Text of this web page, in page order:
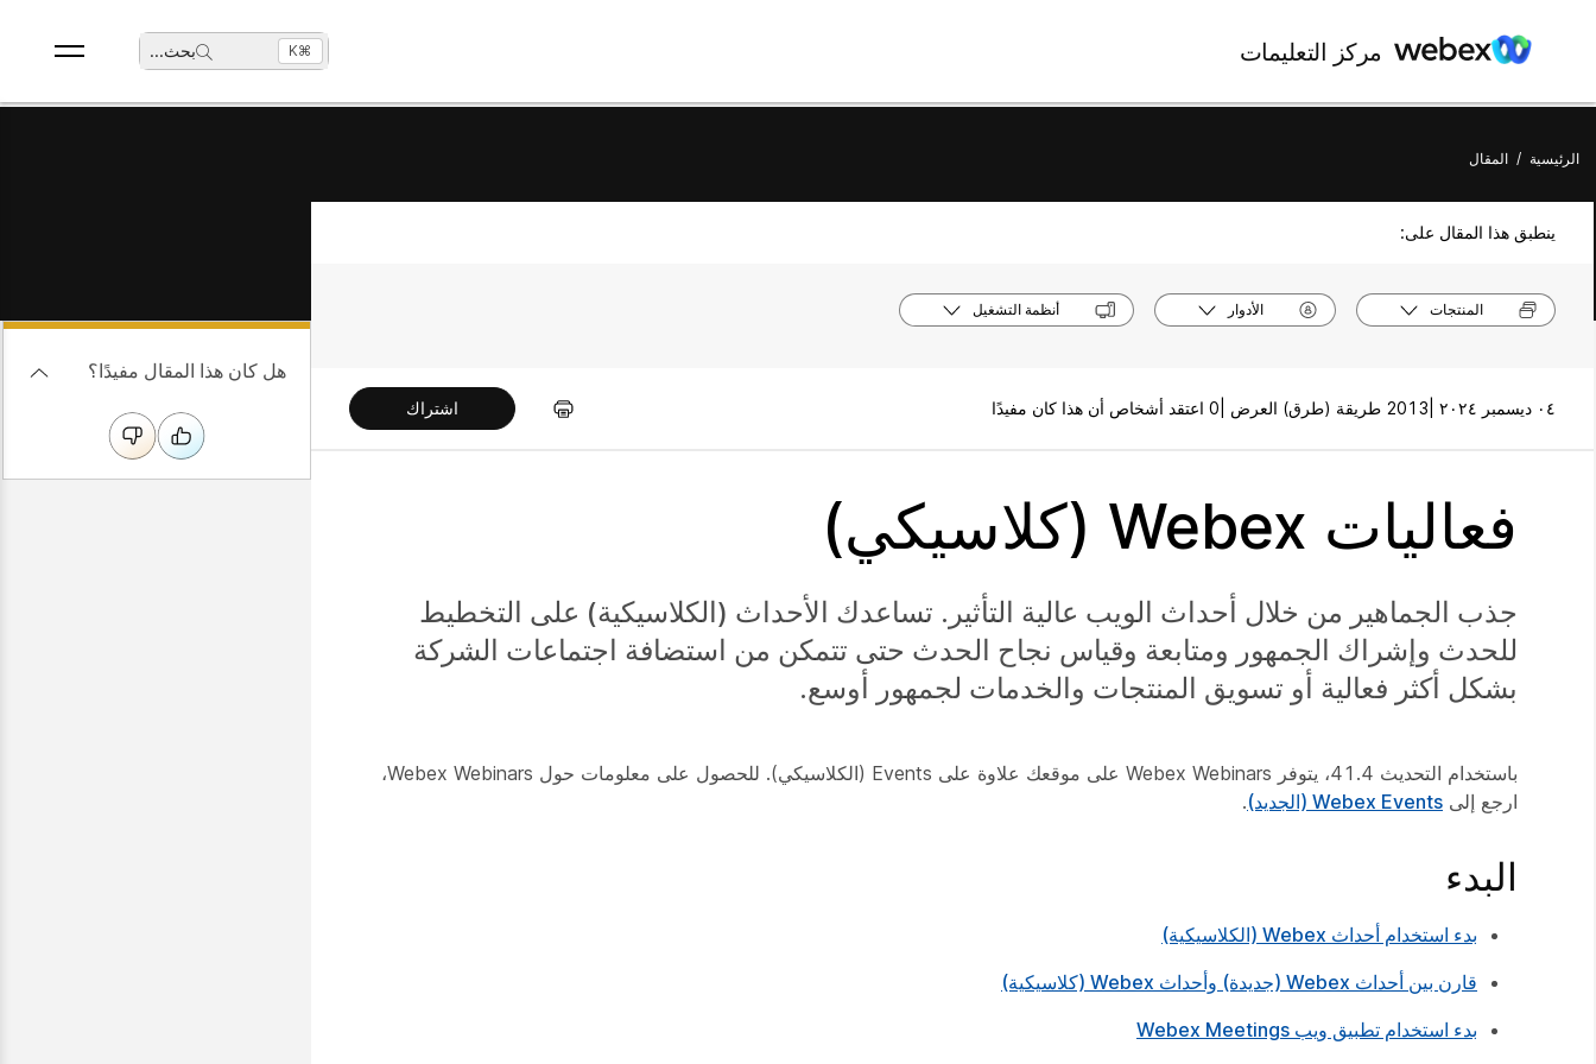
مركز التعليمات بحث... ⌘K
الرئيسية / المقال
ينطبق هذا المقال على:
المنتجات الأدوار أنظمة التشغيل
٠٤ ديسمبر ٢٠٢٤ | 2013 طريقة (طرق) العرض | 0 اعتقد أشخاص أن هذا كان مفيدًا اشتراك
فعاليات Webex (كلاسيكي)
جذب الجماهير من خلال أحداث الويب عالية التأثير. تساعدك الأحداث (الكلاسيكية) على التخطيط
للحدث وإشراك الجمهور ومتابعة وقياس نجاح الحدث حتى تتمكن من استضافة اجتماعات الشركة
بشكل أكثر فعالية أو تسويق المنتجات والخدمات لجمهور أوسع.
باستخدام التحديث 41.4، يتوفر Webex Webinars على موقعك علاوة على Events (الكلاسيكي). للحصول على معلومات حول Webex Webinars،
ارجع إلى Webex Events (الجديد) .
البدء
بدء استخدام أحداث Webex (الكلاسيكية)
قارن بين أحداث Webex (جديدة) وأحداث Webex (كلاسيكية)
بدء استخدام تطبيق ويب Webex Meetings
هل كان هذا المقال مفيدًا؟